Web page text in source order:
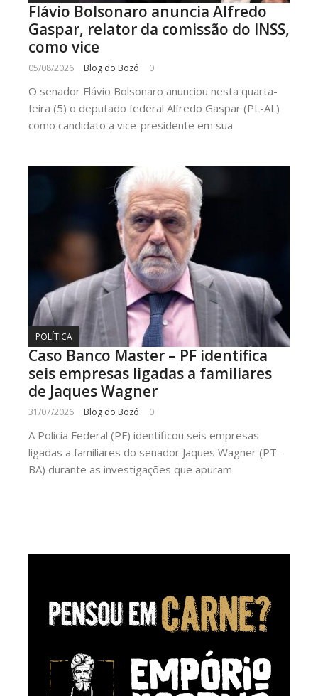
Flávio Bolsonaro anuncia Alfredo
Gaspar, relator da comissão do INSS,
como vice
05/08/2026 Blog do Bozó 0
O senador Flávio Bolsonaro anunciou nesta quarta-
feira (5) o deputado federal Alfredo Gaspar (PL-AL)
como candidato a vice-presidente em sua
POLÍTICA
Caso Banco Master – PF identifica
seis empresas ligadas a familiares
de Jaques Wagner
31/07/2026 Blog do Bozó 0
A Polícia Federal (PF) identificou seis empresas
ligadas a familiares do senador Jaques Wagner (PT-
BA) durante as investigações que apuram